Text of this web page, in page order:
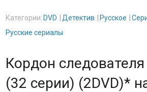
Категории: DVD Детектив Русское
Русские сериалы
Кордон
(32 серии) (2DVD)*